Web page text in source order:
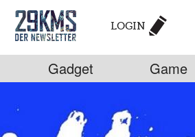
LOGIN
Gadget Game